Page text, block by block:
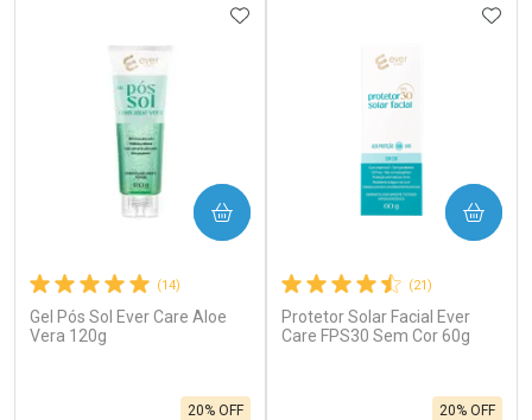
(14)
Gel Pós Sol Ever Care Aloe
Vera 120g
20% OFF
ADICIONAR AOS FAVORITOS
COMPRAR
(21)
Protetor Solar Facial Ever
Care FPS30 Sem Cor 60g
20% OFF
COMPRAR